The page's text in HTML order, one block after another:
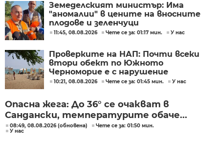
Земеделският министър: Има
"аномалии" в цените на вносните
плодове и зеленчуци
11:45, 08.08.2026 Чете се за: 01:17 мин. У нас
Проверките на НАП: Почти всеки
втори обект по Южното
Черноморие е с нарушение
10:21, 08.08.2026 Чете се за: 01:45 мин. У нас
Опасна жега: До 36° се очакват в
Сандански, температурите обаче...
08:49, 08.08.2026 (обновена)
Чете се за: 01:50 мин.
У нас